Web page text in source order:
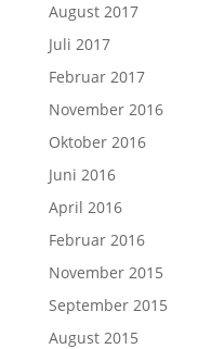
August 2017
Juli 2017
Februar 2017
November 2016
Oktober 2016
Juni 2016
April 2016
Februar 2016
November 2015
September 2015
August 2015